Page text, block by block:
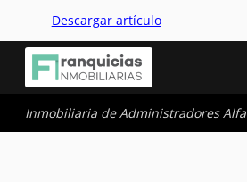
Descargar artículo
Inmobiliaria de Administradores Alfa